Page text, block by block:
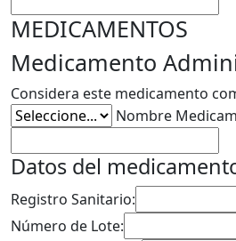
MEDICAMENTOS
Medicamento
Considera este medicamento
Nombre
Datos del
Registro Sanitario:
Número de Lote: